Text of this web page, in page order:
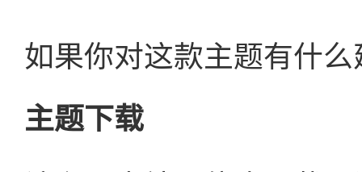
如果你对这款主题有什
主题下载